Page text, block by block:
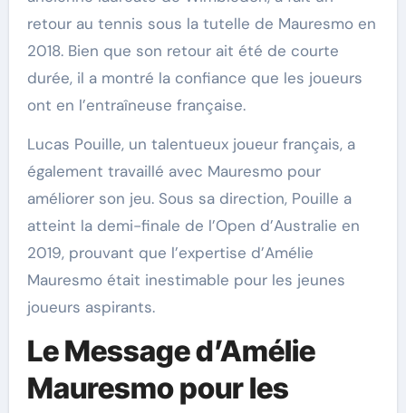
retour au tennis sous la tutelle de Mauresmo en
2018. Bien que son retour ait été de courte
durée, il a montré la confiance que les joueurs
ont en l’entraîneuse française.
Lucas Pouille, un talentueux joueur français, a
également travaillé avec Mauresmo pour
améliorer son jeu. Sous sa direction, Pouille a
atteint la demi-finale de l’Open d’Australie en
2019, prouvant que l’expertise d’Amélie
Mauresmo était inestimable pour les jeunes
joueurs aspirants.
Le Message d’Amélie
Mauresmo pour les